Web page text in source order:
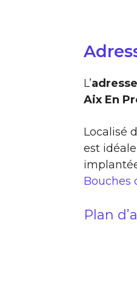
L’
Aix En
Localisé
est
Bouches
Plan